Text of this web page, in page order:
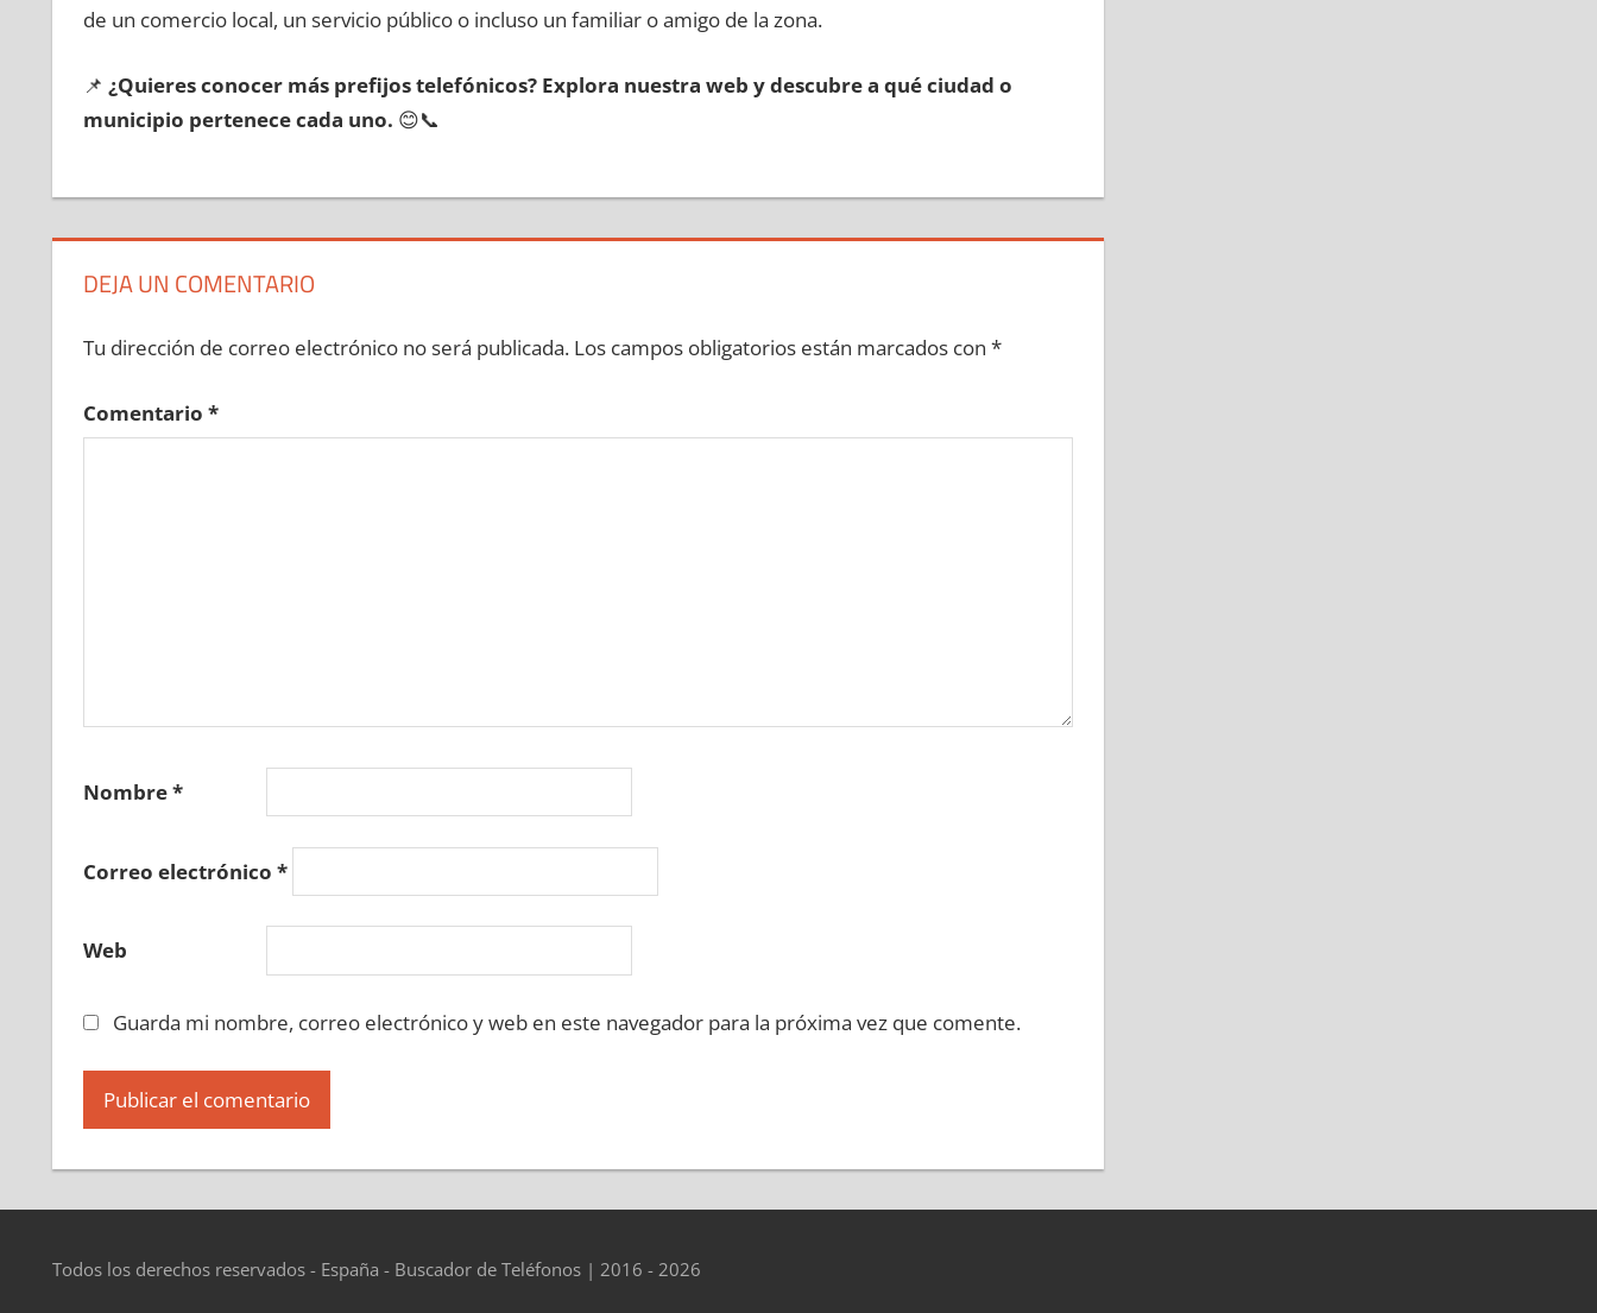
dе un comercio local, un servicio público ο incluso un familiar ο amigo dе la zona.
📌 ¿Quieres conocer mа́s prefijos telefónicos? Explora nuestra web у descubre а qué ciudad ο
municipio pertenece cada uno. 😊📞
DEJA UN COMENTARIO
Tu dirección de correo electrónico no será publicada. Los campos obligatorios están marcados con *
Comentario *
Nombre*
Correo electrónico *
Web
Guarda mi nombre, correo electrónico y web en este navegador para la próxima vez que comente.
Todos los derechos reservados - España - Buscador de Teléfonos | 2016 - 2026